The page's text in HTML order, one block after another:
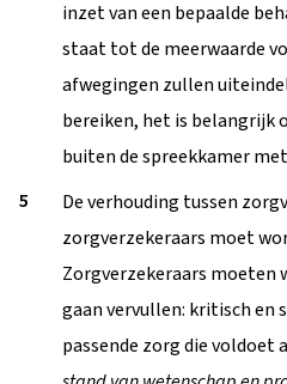
inzet van een bepaalde
staat tot de meerwaarde
afwegingen zullen
bereiken, het is belangrijk
buiten de spreekkamer
De verhouding tussen
zorgverzekeraars moet
Zorgverzekeraars moeten
gaan vervullen: kritisch en
passende zorg die